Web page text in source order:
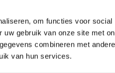
om functies voor
gebruik van onze site met
combineren met
van hun services.